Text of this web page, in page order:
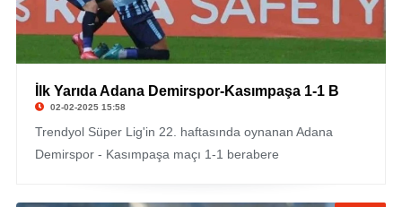
İlk Yarıda Adana Demirspor-Kasımpaşa 1-1 B
02-02-2025 15:58
Trendyol Süper Lig'in 22. haftasında oynanan Adana
Demirspor - Kasımpaşa maçı 1-1 berabere